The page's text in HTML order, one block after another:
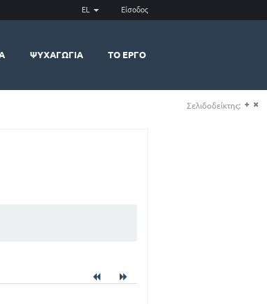
EL Είσοδος
ΨΥΧΑΓΩΓΊΑ ΤΟ ΈΡΓΟ
Σελιδοδείκτης: